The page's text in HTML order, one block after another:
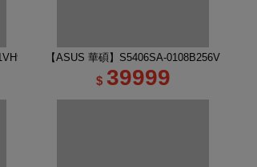
電｜太空灰 16吋 R7 RTX5060 AI電競筆電｜幻月
【ASUS 華碩】S5406SA-0108B256V 14吋
$ 39999